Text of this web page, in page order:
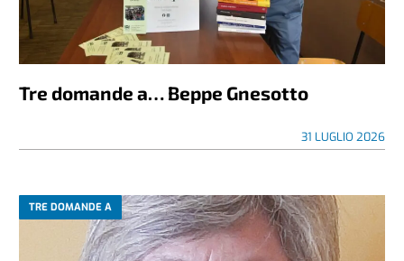
Tre domande a… Beppe Gnesotto
31 LUGLIO 2026
TRE DOMANDE A